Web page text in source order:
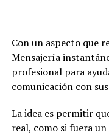
Con un aspecto que
Mensajería
profesional para
comunicación con
La idea es permitir
real, como si fuera